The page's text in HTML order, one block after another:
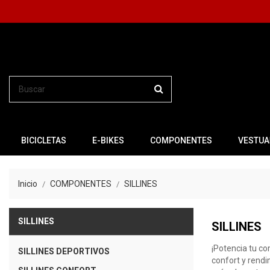
BICICLETAS E-BIKES COMPONENTES
Inicio COMPONENTES SILLINES
SILLINES
SILLINES DEPORTIVOS
SILLINES
¡Potencia tu
confort y